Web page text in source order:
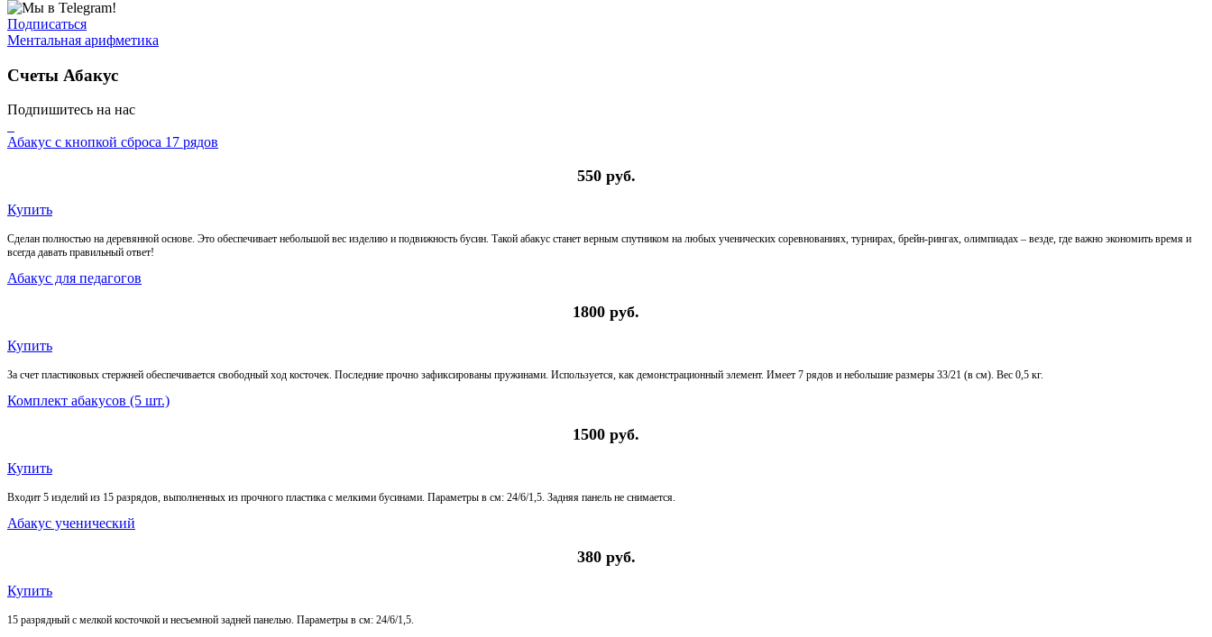
Подписаться
Ментальная арифметика
Счеты Абакус
Подпишитесь на нас
Абакус с кнопкой сброса 17 рядов
550 руб.
Купить
Сделан полностью на деревянной основе. Это обеспечивает небольшой вес изделию и подвижность бусин. Такой абакус станет верным спутником на любых ученических соревнованиях, турнирах, брейн-рингах, олимпиадах – везде, где важно экономить время и
всегда давать правильный ответ!
Абакус для педагогов
1800 руб.
Купить
За счет пластиковых стержней обеспечивается свободный ход косточек. Последние прочно зафиксированы пружинами. Используется, как демонстрационный элемент. Имеет 7 рядов и небольшие размеры 33/21 (в см). Вес 0,5 кг.
Комплект абакусов (5 шт.)
1500 руб.
Купить
Входит 5 изделий из 15 разрядов, выполненных из прочного пластика с мелкими бусинами. Параметры в см: 24/6/1,5. Задняя панель не снимается.
Абакус ученический
380 руб.
Купить
15 разрядный с мелкой косточкой и несъемной задней панелью. Параметры в см: 24/6/1,5.